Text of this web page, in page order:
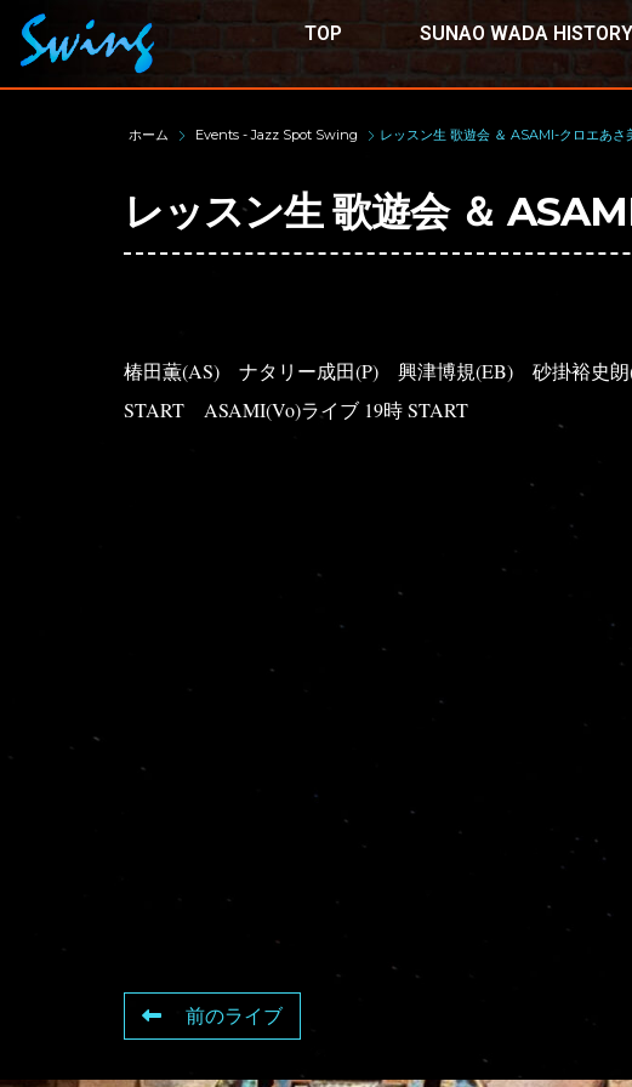
TOP SUNAO WADA HISTORY
ホーム Events - Jazz Spot Swing レッスン生 歌遊会 ＆ ASAMI-クロエあさ
レッスン生 歌遊会 ＆
椿田薫(AS) ナタリー成田(P) 興津博規(EB) 砂掛裕史
START ASAMI(Vo)ライブ 19時 START
前のライブ